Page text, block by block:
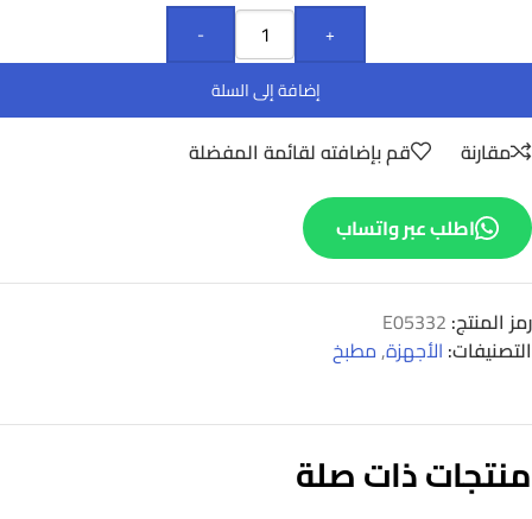
-
+
إضافة إلى السلة
مقارنة قم بإضافته لقائمة المفضلة
اطلب عبر واتساب
رمز المنتج: E05332
التصنيفات: الأجهزة,مطبخ
منتجات ذات صلة